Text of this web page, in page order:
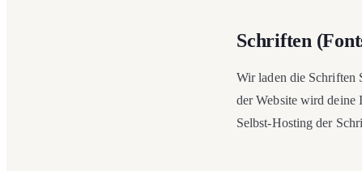
Schriften
Wir laden die Schriften
der Website wird deine
Selbst-Hosting der